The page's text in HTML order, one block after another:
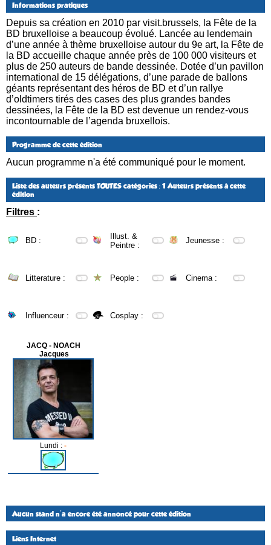
Informations pratiques
Depuis sa création en 2010 par visit.brussels, la Fête de la
BD bruxelloise a beaucoup évolué. Lancée au lendemain
d’une année à thème bruxelloise autour du 9e art, la Fête de
la BD accueille chaque année près de 100 000 visiteurs et
plus de 250 auteurs de bande dessinée. Dotée d’un pavillon
international de 15 délégations, d’une parade de ballons
géants représentant des héros de BD et d’un rallye
d’oldtimers tirés des cases des plus grandes bandes
dessinées, la Fête de la BD est devenue un rendez-vous
incontournable de l’agenda bruxellois.
Programme de cette édition
Aucun programme n'a été communiqué pour le moment.
Liste des auteurs présents TOUTES catégories : 1 Auteurs présents à cette
édition
Filtres :
BD :
Illust. &
Peintre :
Jeunesse :
Litterature : People : Cinema :
Influenceur : Cosplay :
JACQ - NOACH
Jacques
Lundi : -
Aucun stand n'a encore été annoncé pour cette édition
Liens Internet